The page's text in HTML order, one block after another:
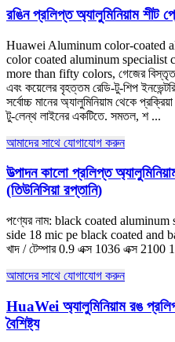
রঙিন প্রলিপ্ত অ্যালুমিনিয়াম শীট
Huawei Aluminum color-coated
color coated aluminum specialist
more than fifty colors, গেজের বিস্তৃত
এবং কয়েলের বৃহত্তম রেডি-টু-শিপ
সর্বোচ্চ মানের অ্যালুমিনিয়াম থেকে
টু-লেন্থ লাইনের একটিতে. সমতল, শ ...
আমাদের সাথে যোগাযোগ করুন
উত্পাদন কালো প্রলিপ্ত
(তিউনিসিয়া রপ্তানি)
পণ্যের নাম: black coated aluminum
side 18 mic pe black coated and
খাদ / টেম্পার 0.9 এক্স 1036 এক্স 2100
আমাদের সাথে যোগাযোগ করুন
HuaWei অ্যালুমিনিয়াম রঙ
বৈশিষ্ট্য